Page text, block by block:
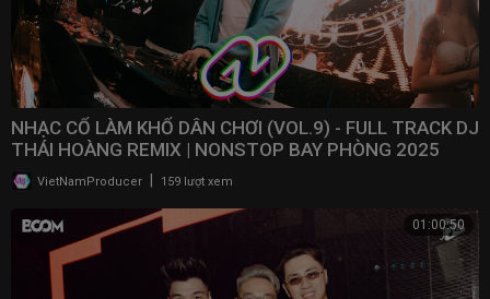
NHẠC CỔ LÀM KHỔ DÂN CHƠI (VOL.9) - FULL TRACK DJ
THÁI HOÀNG REMIX | NONSTOP BAY PHÒNG 2025
VietNamProducer 159 lượt xem
01:00:50